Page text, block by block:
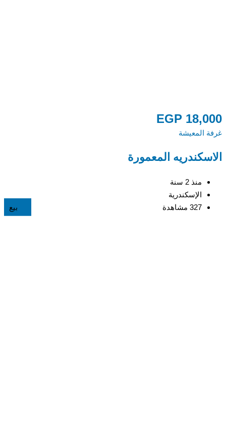
بيع
EGP 18,000
غرفة المعيشة
الاسكندريه المعمورة
منذ 2 سنة
الإسكندرية
327 مشاهدة